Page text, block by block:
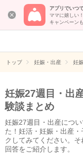
アプリでいつ
ママに嬉しい
キャンペーン
トップ 妊娠・出産 妊
妊娠27週目・出
験談まとめ
妊娠27週目・出産につ
た！妊活・妊娠・出産
クしてみてください。
回答をご紹介します。